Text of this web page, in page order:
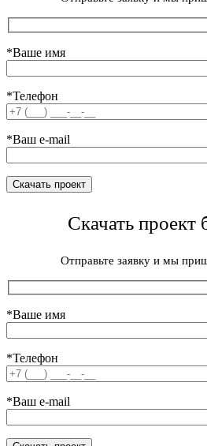
*Ваше имя
*Телефон
*Ваш e-mail
Скачать проект
Отправьте заявку и мы
*Ваше имя
*Телефон
*Ваш e-mail